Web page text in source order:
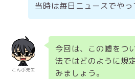
当時は毎日ニュースでやっ
こんぶ先生
今回は、この嘘をつ
法ではどのように規
みましょう。